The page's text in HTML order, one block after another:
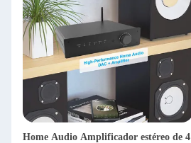
Home Audio Amplificador estéreo de 4